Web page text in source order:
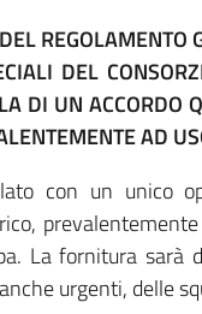
DEL
DI UN ACCORDO
AD
con un unico
La fornitura
urgenti, delle